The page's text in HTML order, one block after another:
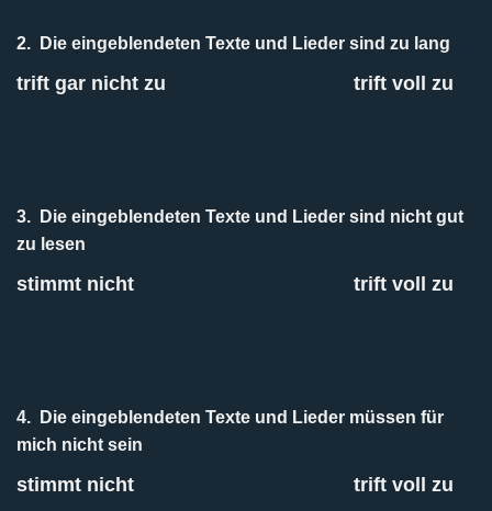
2. Die eingeblendeten Texte und Lieder sind zu lang
trift gar nicht zu trift voll zu
3.
Die eingeblendeten Texte und Lieder sind nicht gut
zu lesen
stimmt nicht trift voll zu
4.
Die eingeblendeten Texte und Lieder müssen für
mich nicht sein
stimmt nicht trift voll zu